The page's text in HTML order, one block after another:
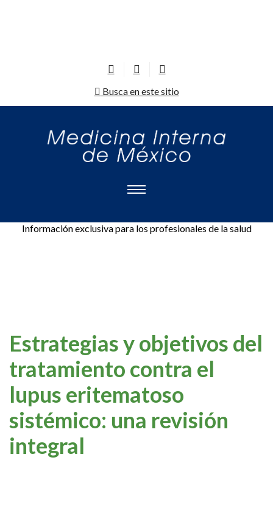
Busca en este sitio
Información exclusiva para los profesionales de la salud
Estrategias y objetivos del
tratamiento contra el
lupus eritematoso
sistémico: una revisión
integral